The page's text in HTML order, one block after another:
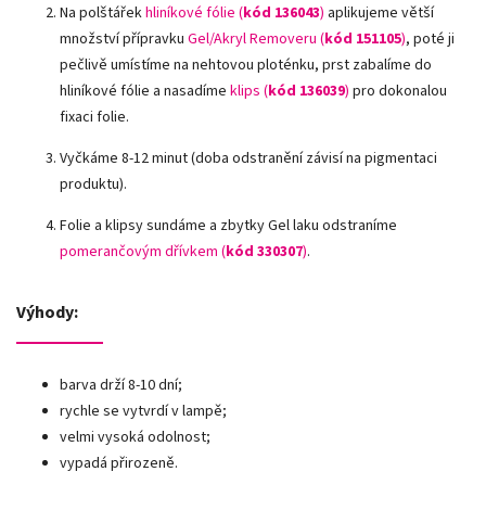
Na polštářekhliníkové fólie (kód 136043) aplikujeme větší
množství přípravku Gel/Akryl Removeru (kód 151105), poté ji
pečlivě umístíme na nehtovou ploténku, prst zabalíme do
hliníkové fólie a nasadíme klips (kód 136039) pro dokonalou
fixaci folie.
Vyčkáme 8-12 minut (doba odstranění závisí na pigmentaci
produktu).
Folie a klipsy sundáme a zbytky Gel laku odstraníme
pomerančovým dřívkem (kód 330307).
Výhody:
barva drží 8-10 dní;
rychle se vytvrdí v lampě;
velmi vysoká odolnost;
vypadá přirozeně.